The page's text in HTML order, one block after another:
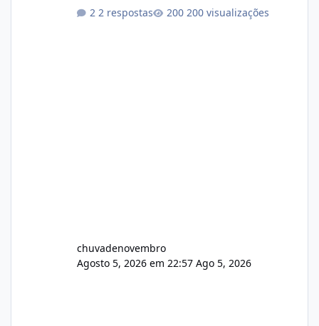
2 respostas 200 visualizações
chuvadenovembro
Agosto 5, 2026 em 22:57 Ago 5, 2026